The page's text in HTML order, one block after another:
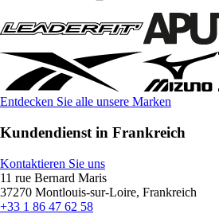
Entdecken Sie alle unsere Marken
Kundendienst in Frankreich
Kontaktieren Sie uns
11 rue Bernard Maris
37270 Montlouis-sur-Loire, Frankreich
+33 1 86 47 62 58